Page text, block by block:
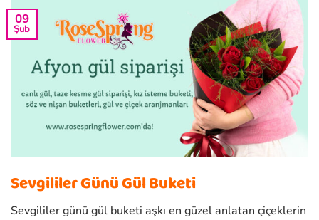
09
Şub
Sevgililer Günü Gül Buketi
Sevgililer günü gül buketi aşkı en güzel anlatan çiçeklerin